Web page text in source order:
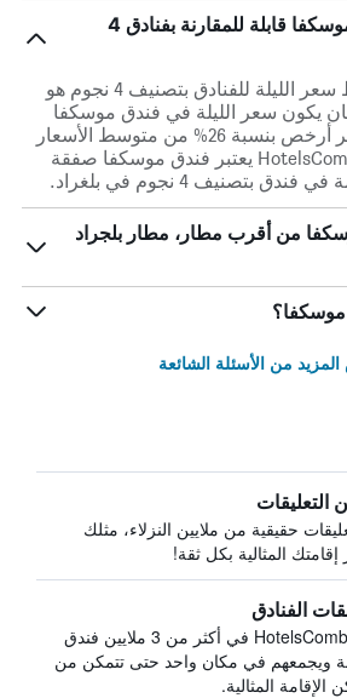
هل الأسعار في فندق موسكفا قابلة للمقارنة بفنادق 4
في بلغراد، يبلغ متوسط ​​سعر الليلة للفنادق بتصنيف 4 نجوم هو
يكون سعر الليلة في فندق موسكفا
حوالي 670 ﷼ وهو سعر أرخص بنسبة 26% من متوسط الأسعار
في المدينة. في HotelsCombined يعتبر فندق موسكفا صفقة
بتصنيف 4 نجوم في بلغراد.
من أقرب مطار، مطار بلجراد
من الأسئلة الشائعة
التعليقات
حقيقية من ملايين النزلاء، مثلك
المثالية بكل ثقة!
الفنادق
يبحث HotelsCombined في أكثر من 3 ملايين فندق
ويجمعهم في مكان واحد حتى تتمكن من
الإقامة المثالية.